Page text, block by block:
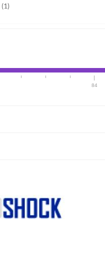
(1)
84